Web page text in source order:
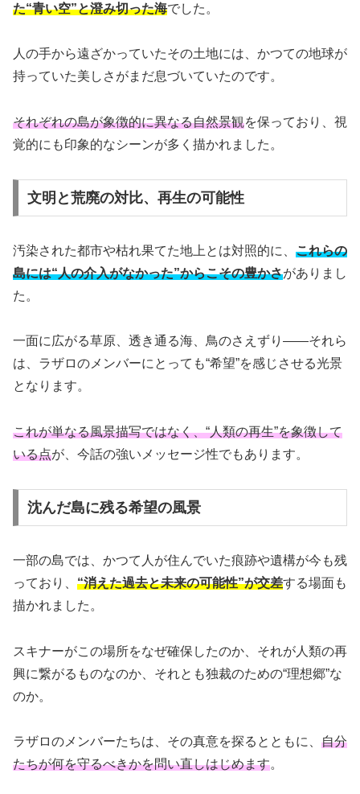
た“青い空”と澄み切った海でした。
人の手から遠ざかっていたその土地には、かつての地球が
持っていた美しさがまだ息づいていたのです。
それぞれの島が象徴的に異なる自然景観を保っており、視
覚的にも印象的なシーンが多く描かれました。
文明と荒廃の対比、再生の可能性
汚染された都市や枯れ果てた地上とは対照的に、 これらの
島には“人の介入がなかった”からこその豊かさがありまし
た。
一面に広がる草原、透き通る海、鳥のさえずり——それら
は、ラザロのメンバーにとっても“希望”を感じさせる光景
となります。
これが単なる風景描写ではなく、“人類の再生”を象徴して
いる点が、今話の強いメッセージ性でもあります。
沈んだ島に残る希望の風景
一部の島では、かつて人が住んでいた痕跡や遺構が今も残
っており、 “消えた過去と未来の可能性”が交差する場面も
描かれました。
スキナーがこの場所をなぜ確保したのか、それが人類の再
興に繋がるものなのか、それとも独裁のための“理想郷”な
のか。
ラザロのメンバーたちは、その真意を探るとともに、 自分
たちが何を守るべきかを問い直しはじめます。